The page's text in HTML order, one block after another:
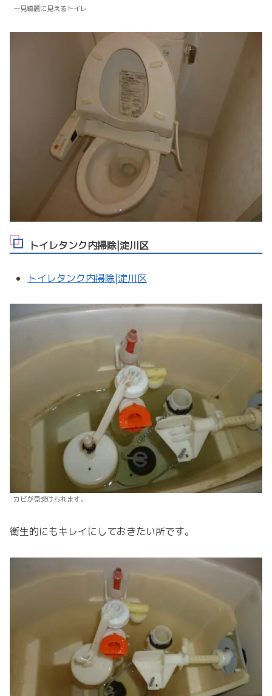
一見綺麗に見えるトイレ
トイレタンク内掃除|淀川区
トイレタンク内掃除|淀川区
カビが見受けられます。
衛生的にもキレイにしておきたい所です。